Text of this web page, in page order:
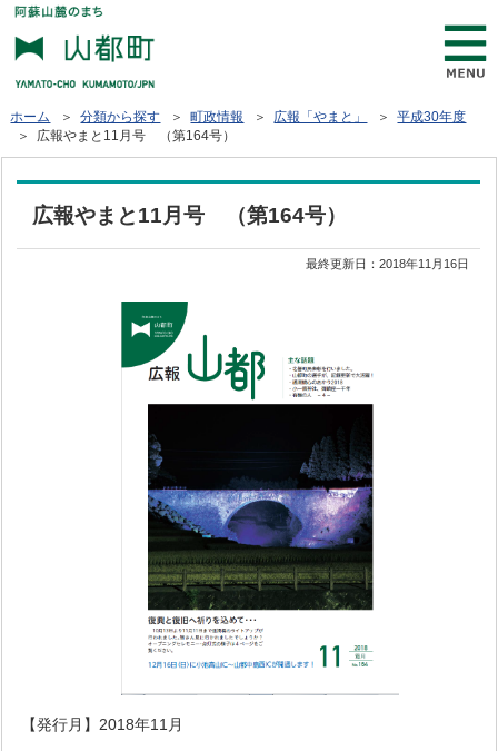
ホーム ＞分類から探す ＞町政情報 ＞ 広報「やまと」 ＞平成30年度
＞ 広報やまと11月号 （第164号）
広報やまと11月号 （第164号）
最終更新日：2018年11月16日
【発行月】2018年11月